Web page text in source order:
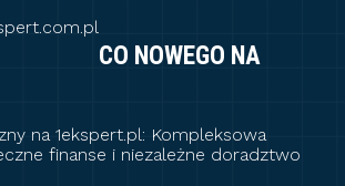
CO NOWEGO NA
na 1ekspert.pl: Kompleksowa
finanse i niezależne doradztwo